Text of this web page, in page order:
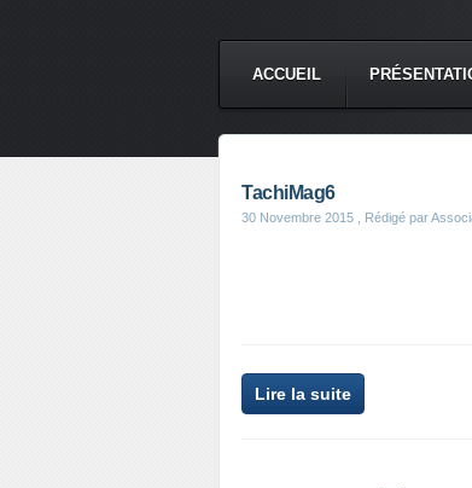
ACCUEIL
TachiMag6
30 Novembre 2015 , Rédigé par
Lire la suite